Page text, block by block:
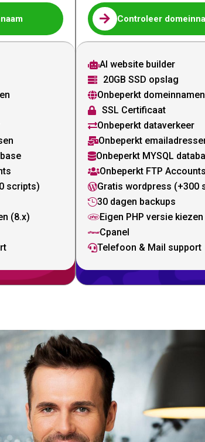
scripts)
(8.x)
 Controleer
AI website builder
 20GB SSD opslag
Onbeperkt domeinnamen
 SSL Certificaat
Onbeperkt dataverkeer
Onbeperkt
Onbeperkt MYSQL
Onbeperkt FTP Accounts
Gratis wordpress (+300
30 dagen backups
Eigen PHP versie
Cpanel
Telefoon & Mail support